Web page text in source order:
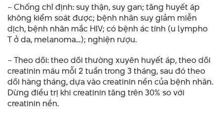
– Chống chỉ định: suy thận, suy gan; tăng huyết áp
không kiểm soát được; bệnh nhân suy giảm miễn
dịch, bệnh nhân mắc HIV; có bệnh ác tính (u lympho
T ở da, melanoma…); nghiện rượu.
– Theo dõi: theo dõi thường xuyên huyết áp, theo dõi
creatinin máu mỗi 2 tuần trong 3 tháng, sau đó theo
dõi hàng tháng, dựa vào creatinin nền của bệnh nhân.
Dừng điều trị khi creatinin tăng trên 30% so với
creatinin nền.